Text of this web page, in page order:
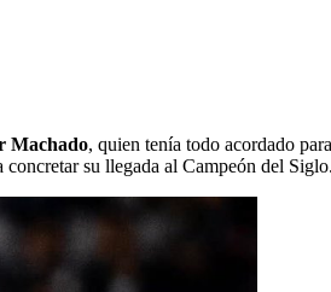
Machado, quien tenía todo acordado
su llegada al Campeón del Siglo.